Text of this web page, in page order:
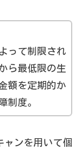
って制限され
ら最低限の生
額を定期的か
制度。
ャンを用いて個